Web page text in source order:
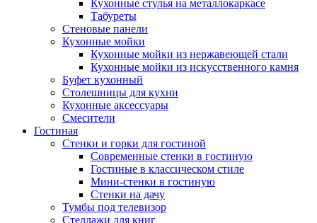
Кухонные стулья на металлокаркасе
Табуреты
Стеновые панели
Кухонные мойки
Кухонные мойки из нержавеющей стали
Кухонные мойки из искусственного камня
Буфет кухонный
Столешницы для кухни
Кухонные аксессуары
Смесители
Гостиная
Стенки и горки для гостиной
Современные стенки в гостиную
Гостиные в классическом стиле
Мини-стенки в гостиную
Стенки на дачу
Тумбы под телевизор
Стеллажи для книг